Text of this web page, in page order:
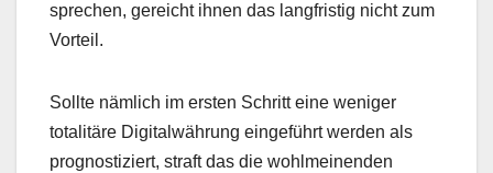
sprechen, gereicht ihnen das langfristig nicht zum
Vorteil.
Sollte nämlich im ersten Schritt eine weniger
totalitäre Digitalwährung eingeführt werden als
prognostiziert, straft das die wohlmeinenden